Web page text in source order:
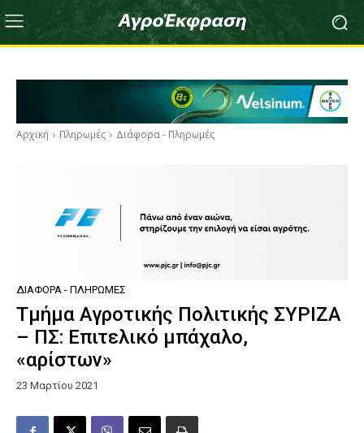
Αρχική Πληρωμές Διάφορα - Πληρωμές
ΔΙΆΦΟΡΑ - ΠΛΗΡΩΜΈΣ
Τμήμα Αγροτικής Πολιτικής ΣΥΡΙΖΑ
– ΠΣ: Επιτελικό μπάχαλο,
«αρίστων»
23 Μαρτίου 2021